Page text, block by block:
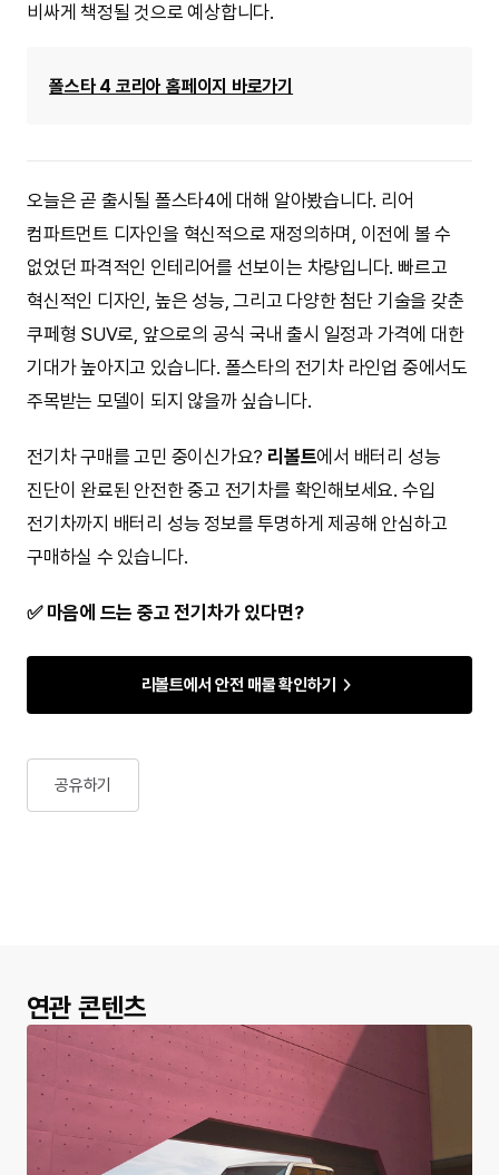
비싸게 책정될 것으로 예상합니다.
폴스타 4 코리아 홈페이지 바로가기
오늘은 곧 출시될 폴스타4에 대해 알아봤습니다. 리어
컴파트먼트 디자인을 혁신적으로 재정의하며, 이전에 볼 수
없었던 파격적인 인테리어를 선보이는 차량입니다. 빠르고
혁신적인 디자인, 높은 성능, 그리고 다양한 첨단 기술을 갖춘
쿠페형 SUV로, 앞으로의 공식 국내 출시 일정과 가격에 대한
기대가 높아지고 있습니다. 폴스타의 전기차 라인업 중에서도
주목받는 모델이 되지 않을까 싶습니다.
전기차 구매를 고민 중이신가요? 리볼트에서 배터리 성능
진단이 완료된 안전한 중고 전기차를 확인해보세요. 수입
전기차까지 배터리 성능 정보를 투명하게 제공해 안심하고
구매하실 수 있습니다.
✅ 마음에 드는 중고 전기차가 있다면?
리볼트에서 안전 매물 확인하기
공유하기
연관 콘텐츠